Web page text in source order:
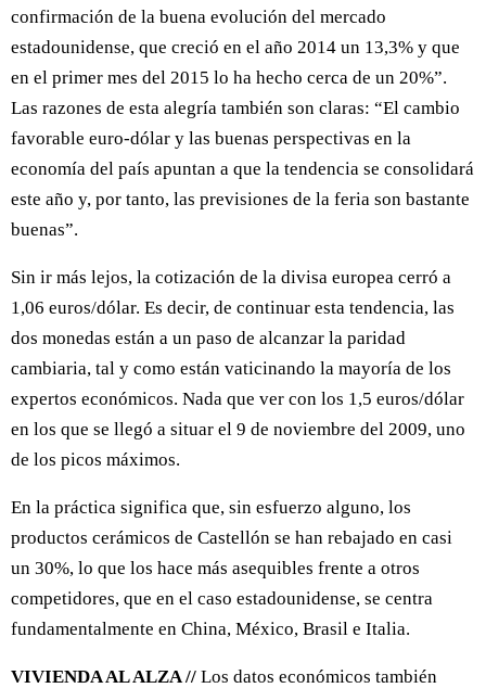
confirmación de la buena evolución del mercado
estadounidense, que creció en el año 2014 un 13,3% y que
en el primer mes del 2015 lo ha hecho cerca de un 20%”.
Las razones de esta alegría también son claras: “El cambio
favorable euro-dólar y las buenas perspectivas en la
economía del país apuntan a que la tendencia se consolidará
este año y, por tanto, las previsiones de la feria son bastante
buenas”.
Sin ir más lejos, la cotización de la divisa europea cerró a
1,06 euros/dólar. Es decir, de continuar esta tendencia, las
dos monedas están a un paso de alcanzar la paridad
cambiaria, tal y como están vaticinando la mayoría de los
expertos económicos. Nada que ver con los 1,5 euros/dólar
en los que se llegó a situar el 9 de noviembre del 2009, uno
de los picos máximos.
En la práctica significa que, sin esfuerzo alguno, los
productos cerámicos de Castellón se han rebajado en casi
un 30%, lo que los hace más asequibles frente a otros
competidores, que en el caso estadounidense, se centra
fundamentalmente en China, México, Brasil e Italia.
VIVIENDA AL ALZA // Los datos económicos también